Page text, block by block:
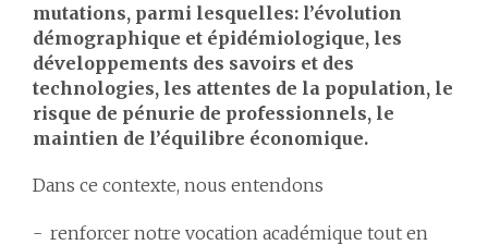
mutations, parmi lesquelles: l’évolution
démographique et épidémiologique, les
développements des savoirs et des
technologies, les attentes de la population, le
risque de pénurie de professionnels, le
maintien de l’équilibre économique.
Dans ce contexte, nous entendons
renforcer notre vocation académique tout en